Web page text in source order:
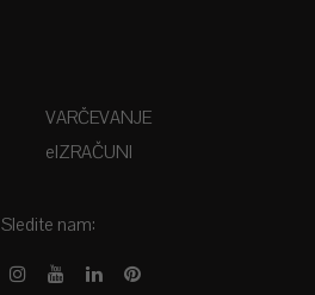
VARČEVANJE
EIZRAČUNI
Sledite nam: